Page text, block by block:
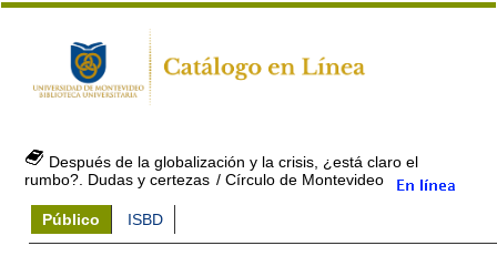
Después de la globalización y la crisis, ¿está claro el
rumbo?. Dudas y certezas / Círculo de Montevideo
Público ISBD